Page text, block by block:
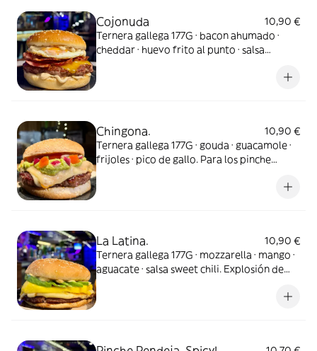
Cojonuda
10,90 €
Ternera gallega 177G · bacon ahumado ·
cheddar · huevo frito al punto · salsa
Chingona.
10,90 €
Ternera gallega 177G · gouda · guacamole ·
frijoles · pico de gallo. Para los pinche
La Latina.
10,90 €
Ternera gallega 177G · mozzarella · mango ·
aguacate · salsa sweet chili. Explosión de